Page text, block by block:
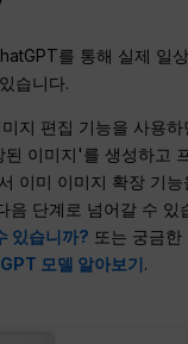
를 통해 실제 일
습니다.
지 편집 기능을 사용
된 이미지'를 생성하고
이미 이미지 확장 기
음 단계로 넘어갈 수 있
있습니까? 또는 궁금한
모델 알아보기.